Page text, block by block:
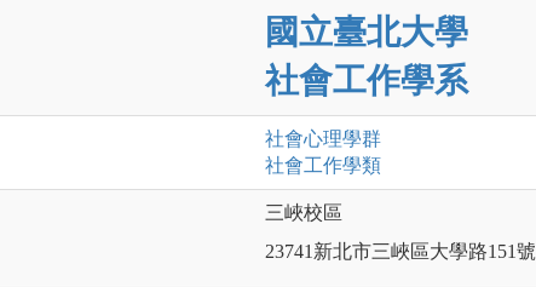
國立臺北大學
社會工作學系
社會心理學群
社會工作學類
三峽校區
23741新北市三峽區大學路151號